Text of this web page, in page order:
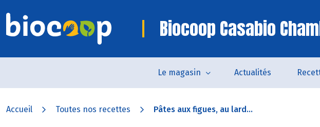
Biocoop Casabio
Le magasin Actualités
Accueil Toutes nos recettes Pâtes aux figues, au lard...